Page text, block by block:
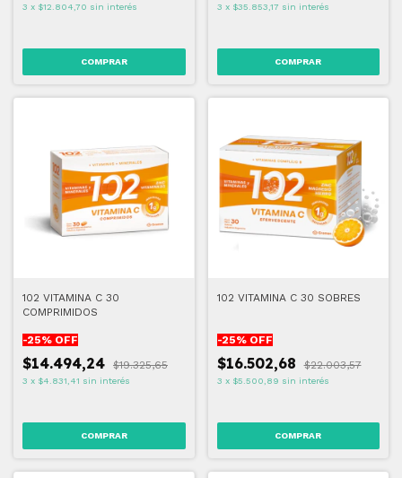
3 x $12.804,70 sin interés 3 x $35.853,17 sin interés
102 VITAMINA C 30
COMPRIMIDOS
-25% OFF
$14.494,24 $19.325,65
3 x $4.831,41 sin interés
102 VITAMINA C 30 SOBRES
-25% OFF
$16.502,68 $22.003,57
3 x $5.500,89 sin interés